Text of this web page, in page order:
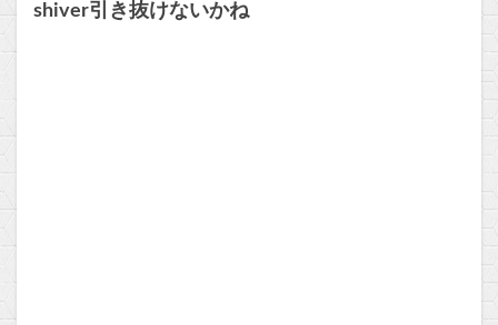
shiver引き抜けないかね